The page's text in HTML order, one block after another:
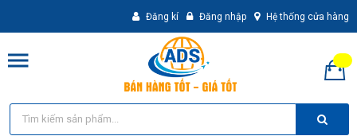
Đăng kí Đăng nhập Hệ thống cửa hàng